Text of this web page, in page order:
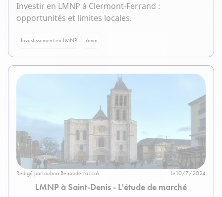
Investir en LMNP à Clermont-Ferrand :
opportunités et limites locales.
Investissement en LMNP 6min
Rédigé parLoubna Benabderrazzak Le10/7/2024
LMNP à Saint-Denis - L'étude de marché